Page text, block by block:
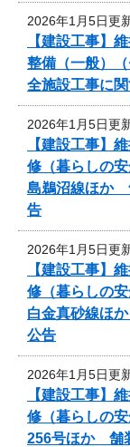
2026年1月5日更
【建設工事】
整備（一般）
全施設工事に
2026年1月5日更
【建設工事】
修（暮らしの
島鵜沼線ほか
告
2026年1月5日更
【建設工事】
修（暮らしの
白金真砂線ほ
公告
2026年1月5日更
【建設工事】
修（暮らしの
256号ほか 舗